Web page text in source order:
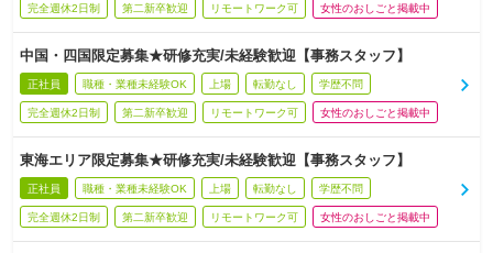
完全週休2日制 第二新卒歓迎 リモートワーク可 女性のおしごと掲載中
中国・四国限定募集★研修充実/未経験歓迎【事務スタッフ】
正社員 職種・業種未経験OK 上場 転勤なし 学歴不問
完全週休2日制 第二新卒歓迎 リモートワーク可 女性のおしごと掲載中
東海エリア限定募集★研修充実/未経験歓迎【事務スタッフ】
正社員 職種・業種未経験OK 上場 転勤なし 学歴不問
完全週休2日制 第二新卒歓迎 リモートワーク可 女性のおしごと掲載中